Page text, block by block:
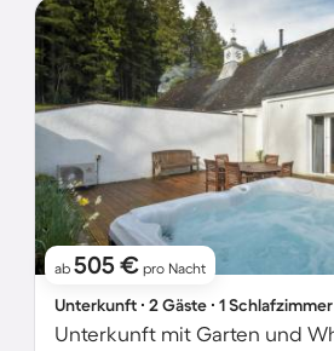
ab 505 € pro Nacht
Unterkunft ∙ 2 Gäste ∙ 1 Schlafzimmer